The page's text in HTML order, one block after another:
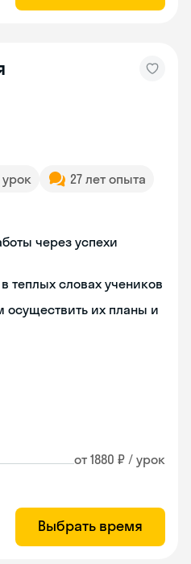
урок
27 лет опыта
через успехи
теплых словах учеников
осуществить их планы и
от 1880 ₽ / урок
Выбрать время